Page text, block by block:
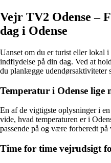
Vejr TV2 Odense –
dag i Odense
Uanset om du er turist eller lokal
indflydelse på din dag. Ved at
du planlægge udendørsaktiviteter
Temperatur i Odense lige
En af de vigtigste oplysninger i
vide, hvad temperaturen er i
passende på og være forberedt
Time for time vejrudsigt